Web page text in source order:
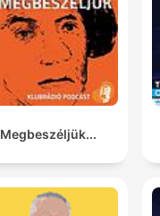
Megbeszéljük...